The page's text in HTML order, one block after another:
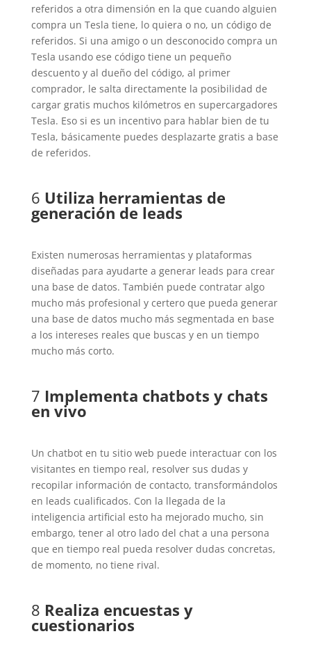
referidos a otra dimensión en la que cuando alguien
compra un Tesla tiene, lo quiera o no, un código de
referidos. Si una amigo o un desconocido compra un
Tesla usando ese código tiene un pequeño
descuento y al dueño del código, al primer
comprador, le salta directamente la posibilidad de
cargar gratis muchos kilómetros en supercargadores
Tesla. Eso si es un incentivo para hablar bien de tu
Tesla, básicamente puedes desplazarte gratis a base
de referidos.
6 Utiliza herramientas de
generación de leads
Existen numerosas herramientas y plataformas
diseñadas para ayudarte a generar leads para crear
una base de datos. También puede contratar algo
mucho más profesional y certero que pueda generar
una base de datos mucho más segmentada en base
a los intereses reales que buscas y en un tiempo
mucho más corto.
7 Implementa chatbots y chats
en vivo
Un chatbot en tu sitio web puede interactuar con los
visitantes en tiempo real, resolver sus dudas y
recopilar información de contacto, transformándolos
en leads cualificados. Con la llegada de la
inteligencia artificial esto ha mejorado mucho, sin
embargo, tener al otro lado del chat a una persona
que en tiempo real pueda resolver dudas concretas,
de momento, no tiene rival.
8 Realiza encuestas y
cuestionarios